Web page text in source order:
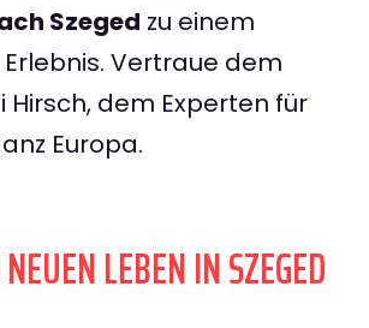
Szeged zu einem
Vertraue dem
Hirsch, dem Experten für
Europa.
LEBEN IN SZEGED